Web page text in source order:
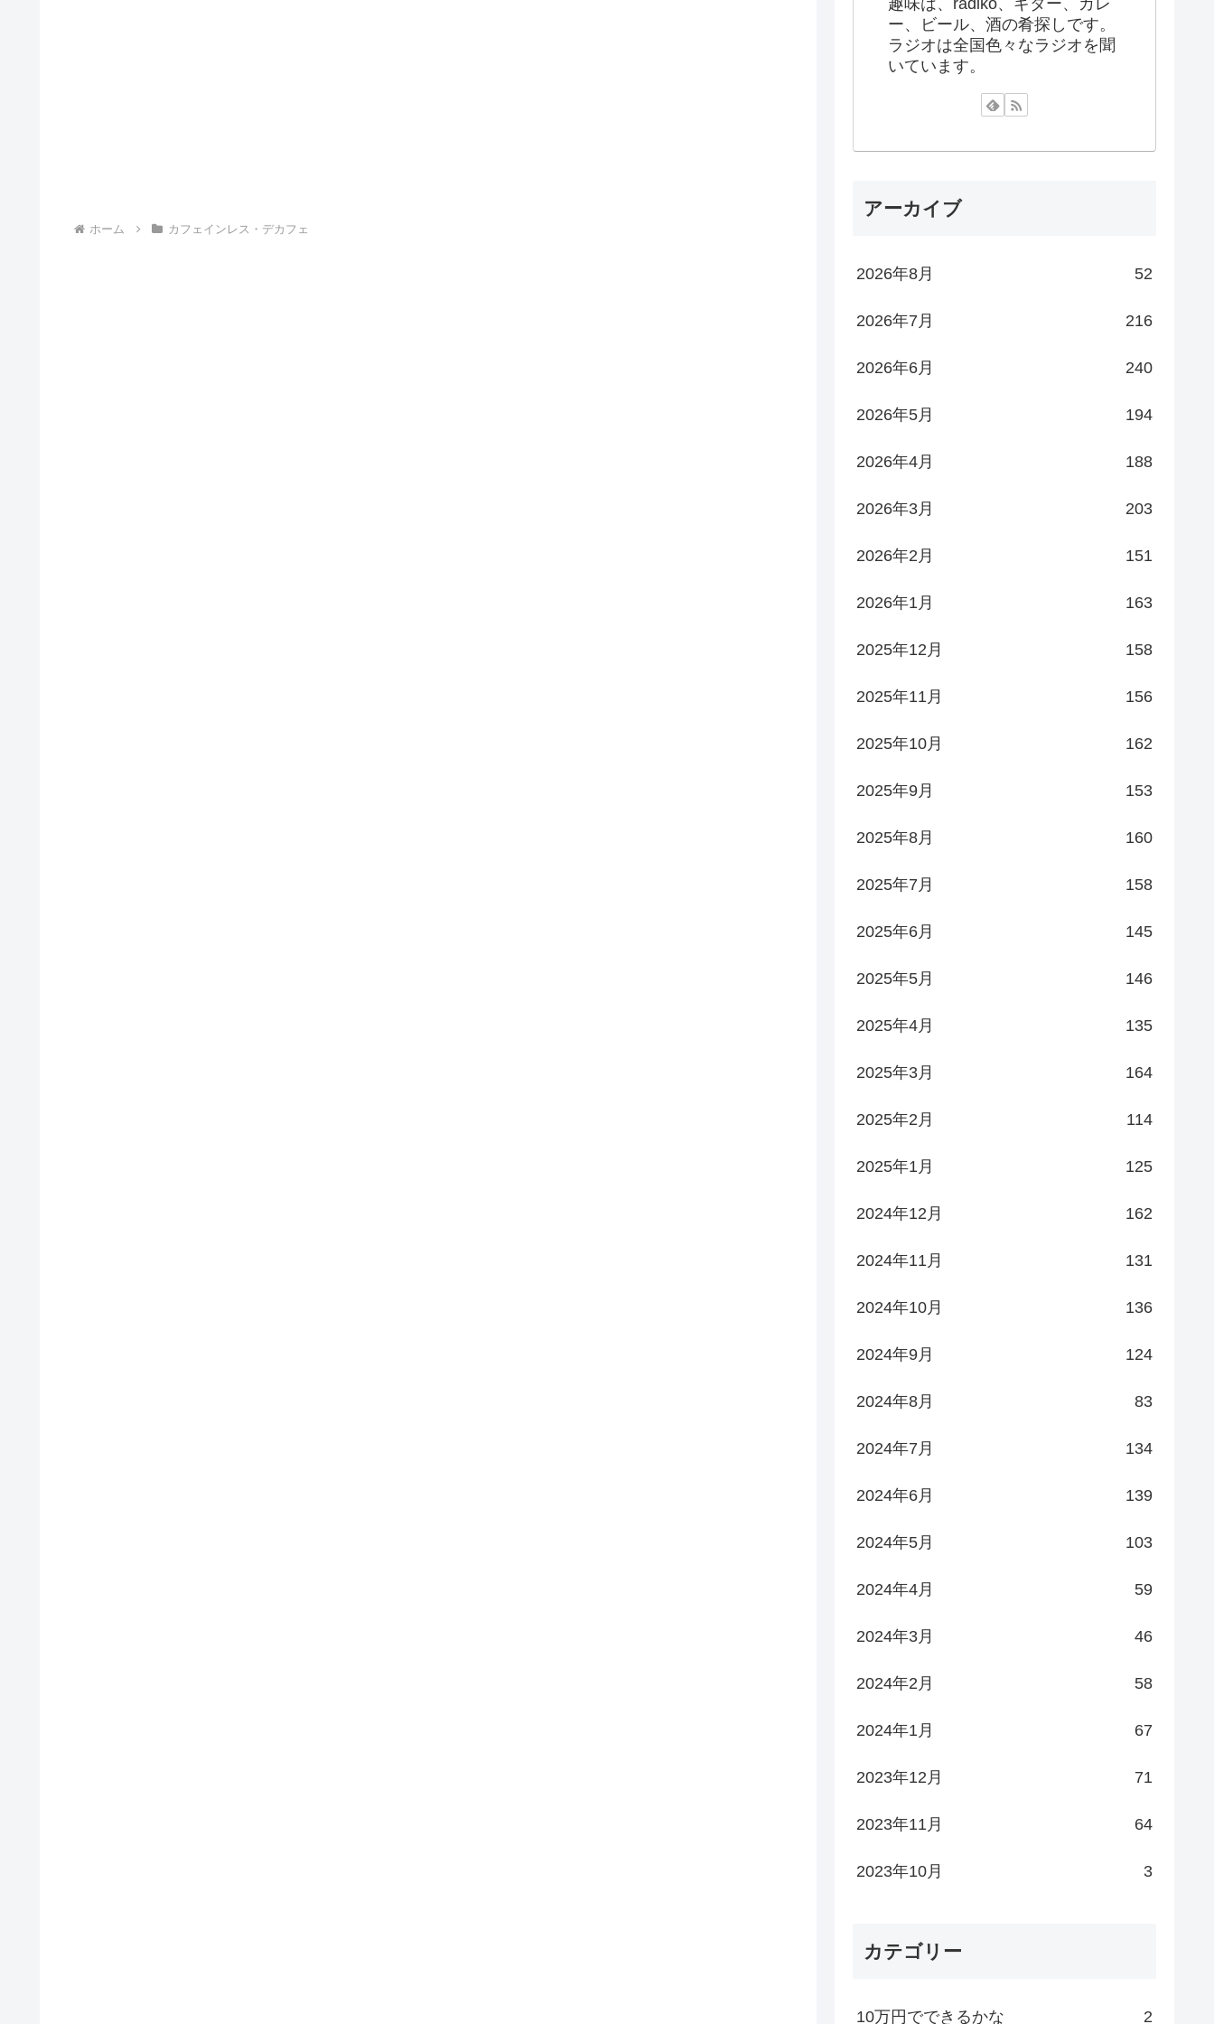
ホーム カフェインレス・デカフェ
ー、ビール、酒の肴探しです。
ラジオは全国色々なラジオを聞
いています。
アーカイブ
2026年8月 52
2026年7月 216
2026年6月 240
2026年5月 194
2026年4月 188
2026年3月 203
2026年2月 151
2026年1月 163
2025年12月 158
2025年11月 156
2025年10月 162
2025年9月 153
2025年8月 160
2025年7月 158
2025年6月 145
2025年5月 146
2025年4月 135
2025年3月 164
2025年2月 114
2025年1月 125
2024年12月 162
2024年11月 131
2024年10月 136
2024年9月 124
2024年8月 83
2024年7月 134
2024年6月 139
2024年5月 103
2024年4月 59
2024年3月 46
2024年2月 58
2024年1月 67
2023年12月 71
2023年11月 64
2023年10月 3
カテゴリー
10万円でできるかな 2